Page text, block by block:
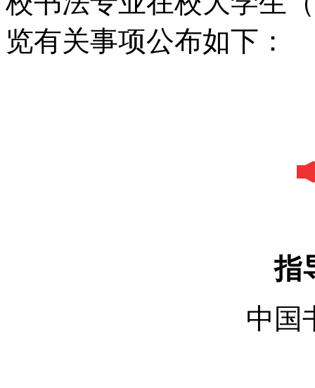
览有关事项公布如下：
指
中国